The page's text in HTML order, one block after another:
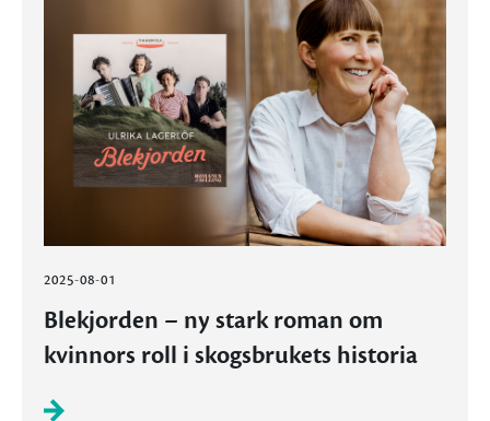
2025-08-01
Blekjorden – ny stark roman om
kvinnors roll i skogsbrukets historia